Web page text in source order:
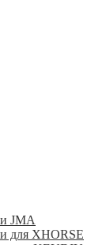
JMA
для XHORSE